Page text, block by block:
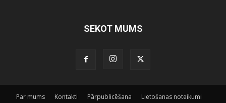
SEKOT MUMS
Par mums Kontakti Pārpublicēšana
Lietošanas noteikumi